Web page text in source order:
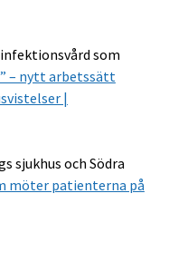
som
– nytt arbetssätt
|
sjukhus och Södra
möter patienterna på